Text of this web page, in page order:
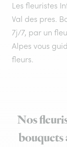
Les fleuristes
Val des pres.
7j/7, par un
Alpes vous
fleurs.
Nos
bouquets